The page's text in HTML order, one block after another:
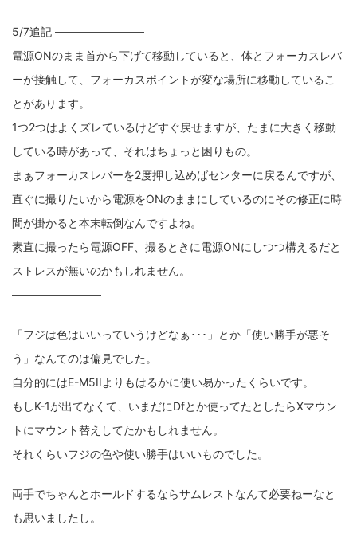
5/7追記 ――――――――
電源ONのまま首から下げて移動していると、体とフォーカスレバ
ーが接触して、フォーカスポイントが変な場所に移動しているこ
とがあります。
1つ2つはよくズレているけどすぐ戻せますが、たまに大きく移動
している時があって、それはちょっと困りもの。
まぁフォーカスレバーを2度押し込めばセンターに戻るんですが、
直ぐに撮りたいから電源をONのままにしているのにその修正に時
間が掛かると本末転倒なんですよね。
素直に撮ったら電源OFF、撮るときに電源ONにしつつ構えるだと
ストレスが無いのかもしれません。
――――――――
「フジは色はいいっていうけどなぁ･･･」とか「使い勝手が悪そ
う」なんてのは偏見でした。
自分的にはE-M5IIよりもはるかに使い易かったくらいです。
もしK-1が出てなくて、いまだにDfとか使ってたとしたらXマウン
トにマウント替えしてたかもしれません。
それくらいフジの色や使い勝手はいいものでした。
両手でちゃんとホールドするならサムレストなんて必要ねーなと
も思いましたし。